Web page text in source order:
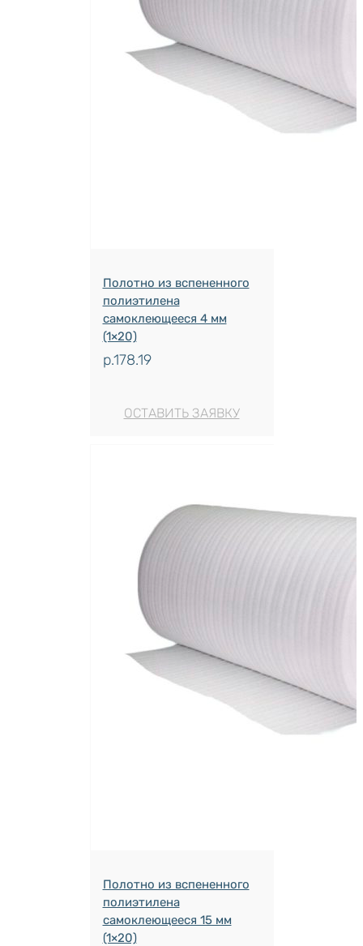
Полотно из вспененного
полиэтилена
самоклеющееся 4 мм
(1×20)
р.178.19
ОСТАВИТЬ ЗАЯВКУ
Полотно из вспененного
полиэтилена
самоклеющееся 15 мм
(1×20)